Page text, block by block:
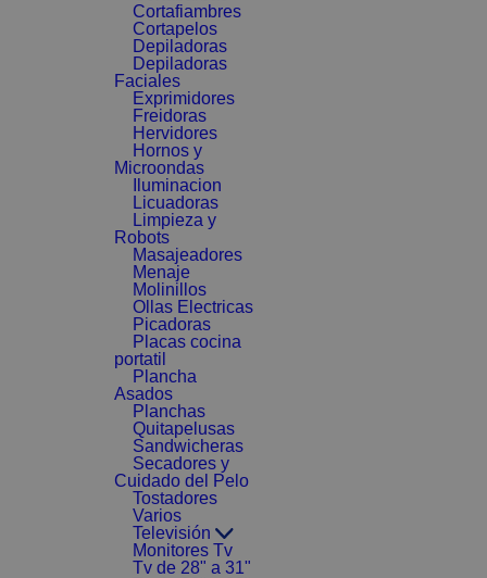
Cortafiambres
Cortapelos
Depiladoras
Depiladoras
Faciales
Exprimidores
Freidoras
Hervidores
Hornos y
Microondas
Iluminacion
Licuadoras
Limpieza y
Robots
Masajeadores
Menaje
Molinillos
Ollas Electricas
Picadoras
Placas cocina
portatil
Plancha
Asados
Planchas
Quitapelusas
Sandwicheras
Secadores y
Cuidado del Pelo
Tostadores
Varios
Televisión
Monitores Tv
Tv de 28" a 31"